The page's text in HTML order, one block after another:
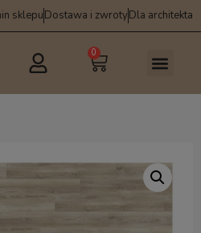
sklepuDostawa i zwrotyDla architekta
0